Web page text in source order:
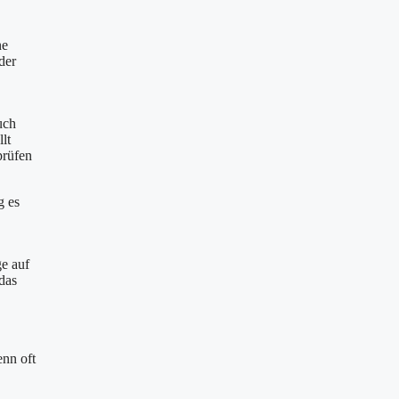
es
auf
oft